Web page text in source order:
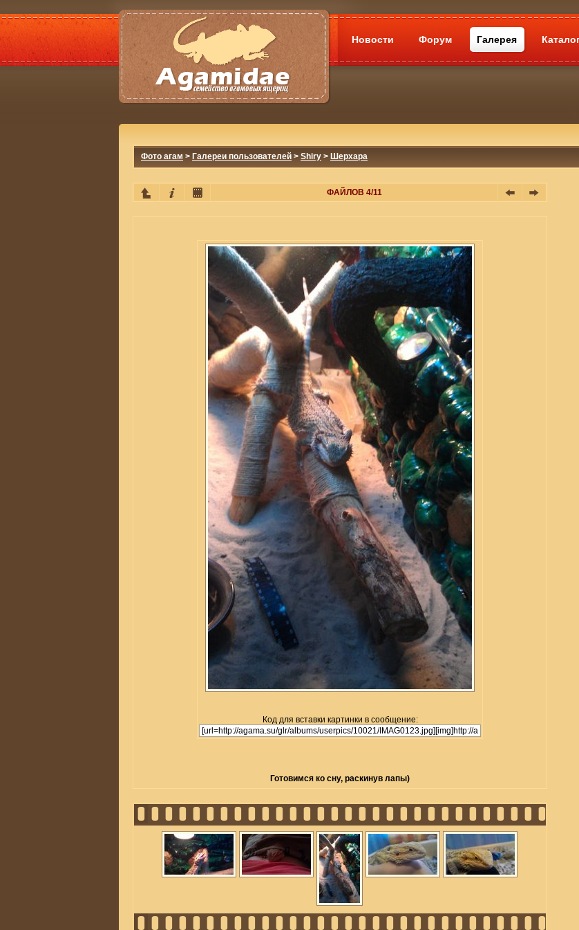
Новости Форум Галерея
Фото агам > Галереи пользователей > Shiry > Шерхара
ФАЙЛОВ 4/11
Код для вставки картинки в сообщение:
Готовимся ко сну, раскинув лапы)